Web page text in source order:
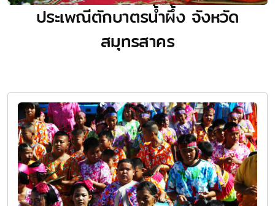
ประเพณีตักบาตรนํ้าผึ้ง จังหวัด
สมุทรสาคร